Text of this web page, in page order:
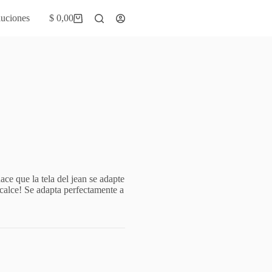
Carro
$ 0,00
que la tela del jean se adapte
Se adapta perfectamente a